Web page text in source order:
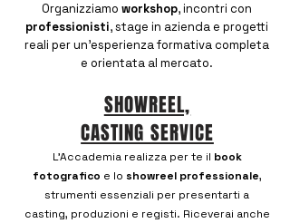
Organizziamo workshop, incontri con
professionisti, stage in azienda e progetti
reali per un’esperienza formativa completa
e orientata al mercato.
SHOWREEL,
CASTING SERVICE
L’Accademia realizza per te il book
fotografico e lo showreel professionale,
strumenti essenziali per presentarti a
casting, produzioni e registi. Riceverai anche